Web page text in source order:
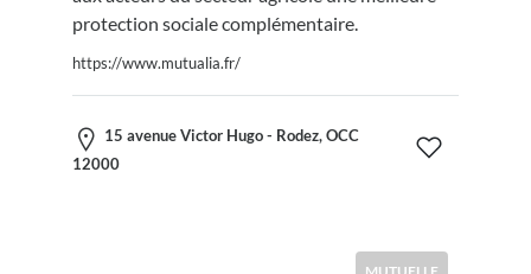
protection sociale complémentaire.
https://www.mutualia.fr/
15 avenue Victor Hugo - Rodez, OCC
12000